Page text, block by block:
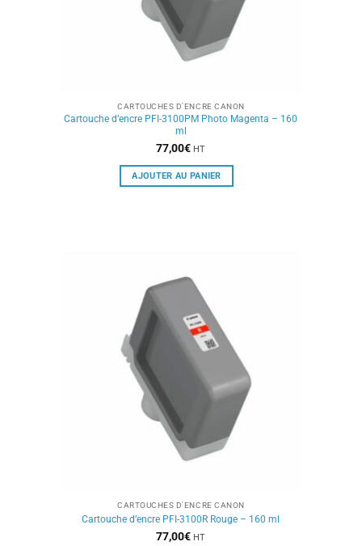
CARTOUCHES D'ENCRE CANON
Cartouche d’encre PFI-3100PM Photo Magenta – 160
ml
77,00€ HT
AJOUTER AU PANIER
CARTOUCHES D'ENCRE CANON
Cartouche d’encre PFI-3100R Rouge – 160 ml
77,00€ HT